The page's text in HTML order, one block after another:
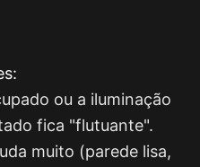
ou a iluminação
fica "flutuante".
muito (parede lisa,